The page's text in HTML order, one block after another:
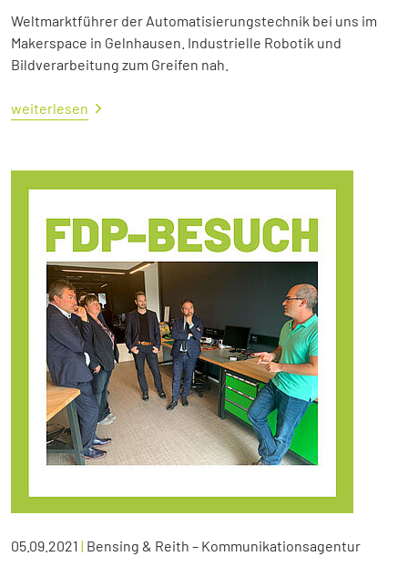
Weltmarktführer der Automatisierungstechnik bei uns im
Makerspace in Gelnhausen. Industrielle Robotik und
Bildverarbeitung zum Greifen nah.
weiterlesen
05.09.2021 | Bensing & Reith – Kommunikationsagentur